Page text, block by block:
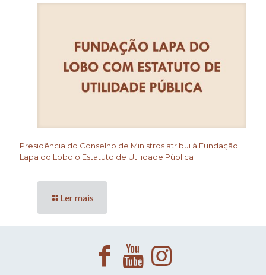
Presidência do Conselho de Ministros atribui à Fundação
Lapa do Lobo o Estatuto de Utilidade Pública
Ler mais